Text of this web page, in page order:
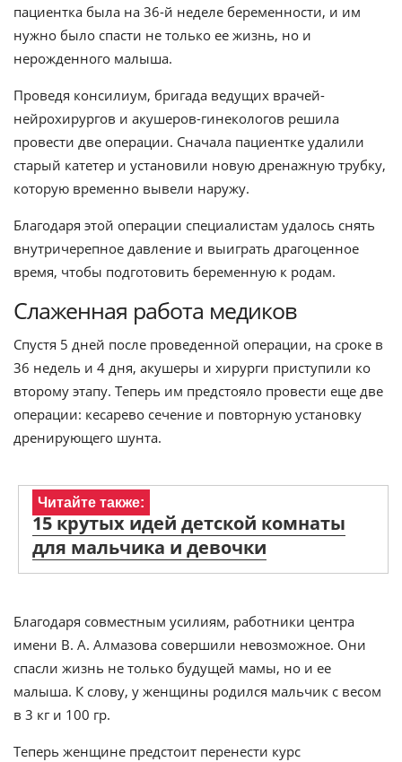
пациентка была на 36-й неделе беременности, и им
нужно было спасти не только ее жизнь, но и
нерожденного малыша.
Проведя консилиум, бригада ведущих врачей-
нейрохирургов и акушеров-гинекологов решила
провести две операции. Сначала пациентке удалили
старый катетер и установили новую дренажную трубку,
которую временно вывели наружу.
Благодаря этой операции специалистам удалось снять
внутричерепное давление и выиграть драгоценное
время, чтобы подготовить беременную к родам.
Слаженная работа медиков
Спустя 5 дней после проведенной операции, на сроке в
36 недель и 4 дня, акушеры и хирурги приступили ко
второму этапу. Теперь им предстояло провести еще две
операции: кесарево сечение и повторную установку
дренирующего шунта.
Читайте также:
15 крутых идей детской комнаты
для мальчика и девочки
Благодаря совместным усилиям, работники центра
имени В. А. Алмазова совершили невозможное. Они
спасли жизнь не только будущей мамы, но и ее
малыша. К слову, у женщины родился мальчик с весом
в 3 кг и 100 гр.
Теперь женщине предстоит перенести курс